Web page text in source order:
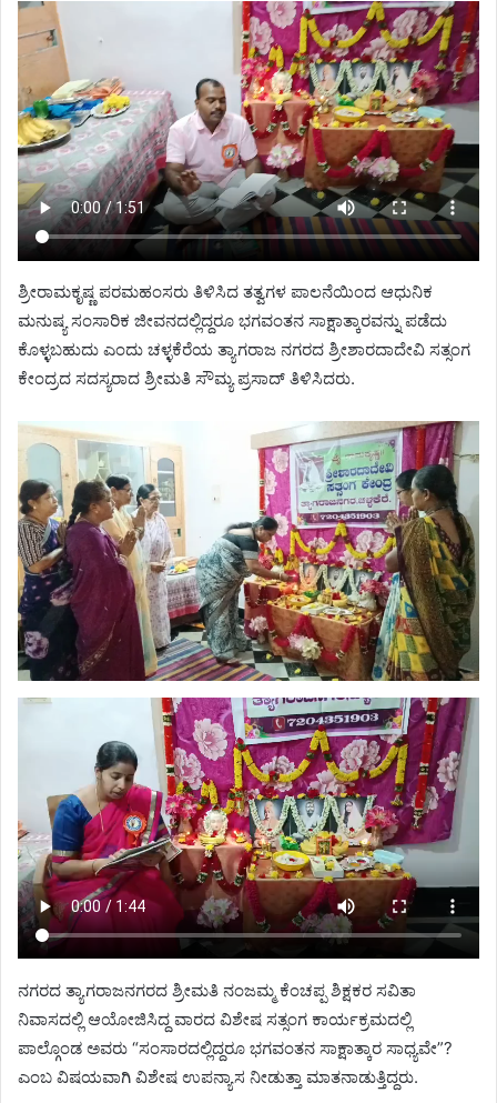
ಶ್ರೀರಾಮಕೃಷ್ಣ ಪರಮಹಂಸರು ತಿಳಿಸಿದ ತತ್ವಗಳ ಪಾಲನೆಯಿಂದ ಆಧುನಿಕ
ಮನುಷ್ಯ ಸಂಸಾರಿಕ ಜೀವನದಲ್ಲಿದ್ದರೂ ಭಗವಂತನ ಸಾಕ್ಷಾತ್ಕಾರವನ್ನು ಪಡೆದು
ಕೊಳ್ಳಬಹುದು ಎಂದು ಚಳ್ಳಕೆರೆಯ ತ್ಯಾಗರಾಜ ನಗರದ ಶ್ರೀಶಾರದಾದೇವಿ ಸತ್ಸಂಗ
ಕೇಂದ್ರದ ಸದಸ್ಯರಾದ ಶ್ರೀಮತಿ ಸೌಮ್ಯ ಪ್ರಸಾದ್ ತಿಳಿಸಿದರು.
ನಗರದ ತ್ಯಾಗರಾಜನಗರದ ಶ್ರೀಮತಿ ನಂಜಮ್ಮ ಕೆಂಚಪ್ಪ ಶಿಕ್ಷಕರ ಸವಿತಾ
ನಿವಾಸದಲ್ಲಿ ಆಯೋಜಿಸಿದ್ದ ವಾರದ ವಿಶೇಷ ಸತ್ಸಂಗ ಕಾರ್ಯಕ್ರಮದಲ್ಲಿ
ಪಾಲ್ಗೊಂಡ ಅವರು “ಸಂಸಾರದಲ್ಲಿದ್ದರೂ ಭಗವಂತನ ಸಾಕ್ಷಾತ್ಕಾರ ಸಾಧ್ಯವೇ”?
ಎಂಬ ವಿಷಯವಾಗಿ ವಿಶೇಷ ಉಪನ್ಯಾಸ ನೀಡುತ್ತಾ ಮಾತನಾಡುತ್ತಿದ್ದರು.